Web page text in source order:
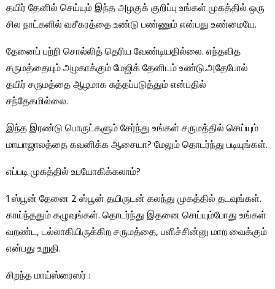
தயிர் தேனில் செய்யும் இந்த அழகுக் குறிப்பு உங்கள் முகத்தில் ஒரு
சில நாட்களில் வசீகரத்தை உண்டு பண்ணும் என்பது உண்மையே.
தேனைப் பற்றி சொல்லித் தெரிய வேண்டியதில்லை. எந்தவித
சருமத்தையும் அழகாக்கும் மேஜிக் தேனிடம் உண்டு.அதேபோல்
தயிர் சருமத்தை ஆழமாக சுத்தப்படுத்தும் என்பதில்
சந்தேகமில்லை.
இந்த இரண்டு பொருட்களும் சேர்ந்து உங்கள் சருமத்தில் செய்யும்
மாயாஜாலத்தை கவனிக்க ஆசையா? மேலும் தொடர்ந்து படியுங்கள்.
எப்படி முகத்தில் உபயோகிக்கலாம்?
1 ஸ்பூன் தேனை 2 ஸ்பூன் தயிருடன் கலந்து முகத்தில் தடவுங்கள்.
காய்ந்ததும் கழுவுங்கள். தொடர்ந்து இதனை செய்யும்போது உங்கள்
வறண்ட, டல்லாகியிருக்கிற சருமத்தை, பளிச்சின்னு மாற வைக்கும்
என்பது உறுதி.
சிறந்த மாய்ஸ்ரைஸர் :